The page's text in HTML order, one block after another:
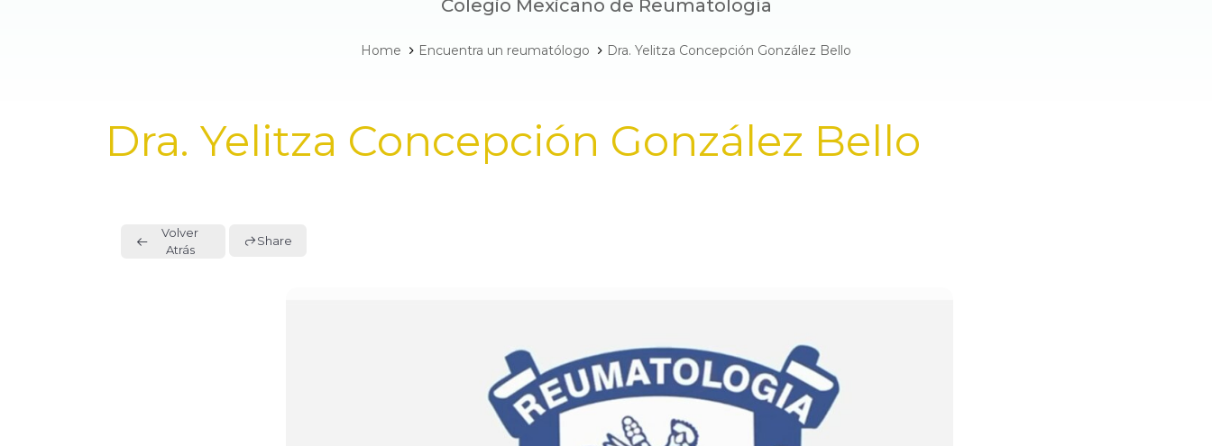
Colegio Mexicano de Reumatología
Home Encuentra un reumatólogo Dra. Yelitza Concepción González Bello
Dra. Yelitza Concepción González Bello
Volver
Atrás
Share